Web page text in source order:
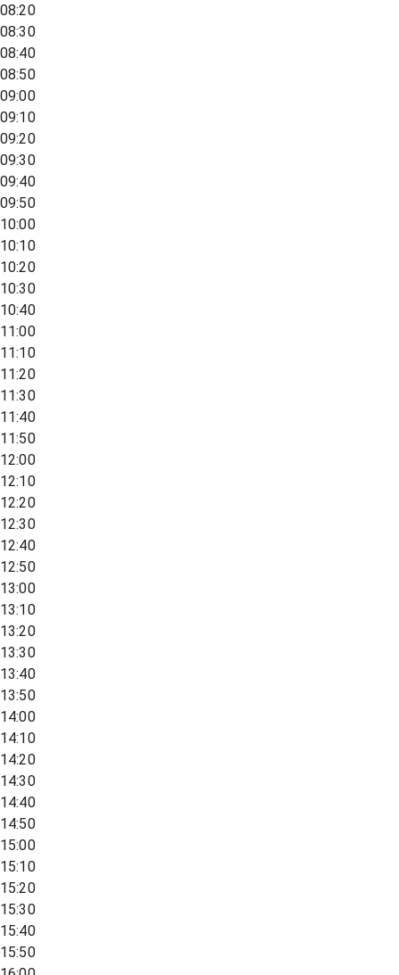
08:20
08:30
08:40
08:50
09:00
09:10
09:20
09:30
09:40
09:50
10:00
10:10
10:20
10:30
10:40
11:00
11:10
11:20
11:30
11:40
11:50
12:00
12:10
12:20
12:30
12:40
12:50
13:00
13:10
13:20
13:30
13:40
13:50
14:00
14:10
14:20
14:30
14:40
14:50
15:00
15:10
15:20
15:30
15:40
15:50